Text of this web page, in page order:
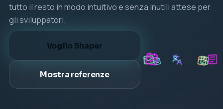
tutto il resto in modo intuitivo e senza inutili attese per
gli sviluppatori.
Voglio Shaper
Mostra referenze